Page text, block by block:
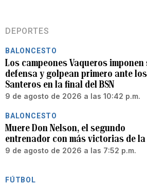
DEPORTES
BALONCESTO
Los campeones Vaqueros imponen
defensa y golpean primero ante los
Santeros en la final del BSN
9 de agosto de 2026 a las 10:42 p.m.
BALONCESTO
Muere Don Nelson, el segundo
entrenador con más victorias de la
9 de agosto de 2026 a las 7:52 p.m.
FÚTBOL